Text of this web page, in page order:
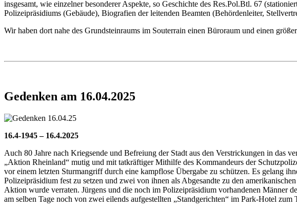
insgesamt, wie einzelner besonderer Aspekte, so Geschichte des Res.Pol.Btl. 67
Polizeipräsidiums (Gebäude), Biografien der leitenden Beamten (Behördenleiter,
Wir haben dort nahe des Grundsteinraums im Souterrain einen Büroraum und einen
Gedenken am 16.04.2025
16.4-1945 – 16.4.2025
Auch 80 Jahre nach Kriegsende und Befreiung der Stadt aus den Verstrickungen in das
„Aktion Rheinland“ mutig und mit tatkräftiger Mithilfe des Kommandeurs der
vor einem letzten Sturmangriff durch eine kampflose Übergabe zu schützen. Es gelang
Polizeipräsidium fest zu setzen und zwei von ihnen als Abgesandte zu den
Aktion wurde verraten. Jürgens und die noch im Polizeipräsidium vorhandenen Männer
am selben Tage noch von zwei eilends aufgestellten „Standgerichten“ im Park-Hotel